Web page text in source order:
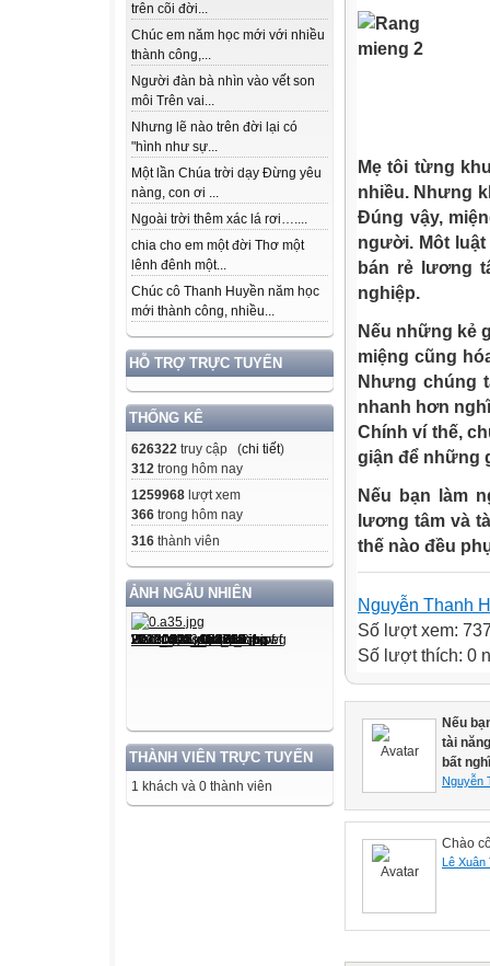
trên cõi đời...
Chúc em năm học mới với nhiều
thành công,...
Người đàn bà nhìn vào vết son
môi Trên vai...
Nhưng lẽ nào trên đời lại có
"hình như sự...
Một lần Chúa trời dạy Đừng yêu
nàng, con ơi ...
Ngoài trời thêm xác lá rơi…....
chia cho em một đời Thơ một
lênh đênh một...
Chúc cô Thanh Huyền năm học
mới thành công, nhiều...
HỖ TRỢ TRỰC TUYẾN
THỐNG KÊ
626322 truy cập (chi tiết)
312 trong hôm nay
1259968 lượt xem
366 trong hôm nay
316 thành viên
ẢNH NGẪU NHIÊN
THÀNH VIÊN TRỰC TUYẾN
1 khách và 0 thành viên
Mẹ tôi từng
nhiều. Nhưng
Đúng vậy,
người. Môt
bán rẻ lương
nghiệp.
Nếu những kẻ
miệng cũng
Nhưng chúng
nhanh hơn
Chính ví thế,
giận để những
Nếu bạn làm
lương tâm và
thế nào đều
Nguyễn Thanh
Số lượt xem:
Số lượt thích: 0
Nếu
tài
bất
Nguyễn
Chào
Lê Xuân